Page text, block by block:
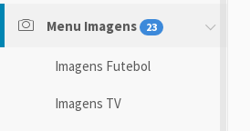
Menu Imagens 23
Imagens Futebol
Imagens TV